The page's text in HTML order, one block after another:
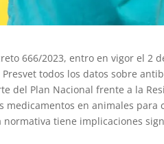
666/2023, entro en vigor el 2
todos los datos sobre
del Plan Nacional frente a la
medicamentos en animales para
tiene implicaciones